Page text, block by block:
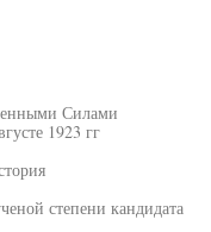
Силами
1923 гг
степени кандидата